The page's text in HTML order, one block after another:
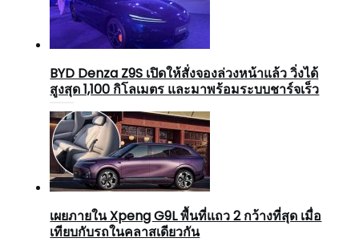
BYD Denza Z9S เปิดให้สั่งจองล่วงหน้าแล้ว วิ่งได้
สูงสุด 1,100 กิโลเมตร และมาพร้อมระบบชาร์จเร็ว
เผยภายใน Xpeng G9L พื้นที่แถว 2 กว้างที่สุด เมื่อ
เทียบกับรถในคลาสเดียวกัน